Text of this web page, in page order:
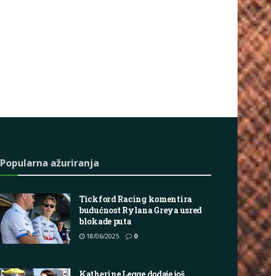
Popularna ažuriranja
Tickford Racing komentira
budućnost Rylana Greya usred
blokade puta
18/06/2025 0